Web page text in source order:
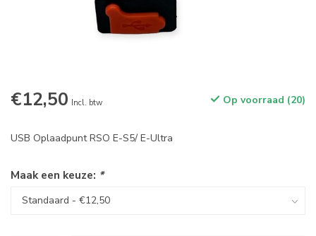
€12,50 Incl. btw Op voorraad (20)
USB Oplaadpunt RSO E-S5/ E-Ultra
Maak een keuze: *